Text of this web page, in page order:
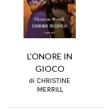
L'ONORE IN
GIOCO
di CHRISTINE
MERRILL